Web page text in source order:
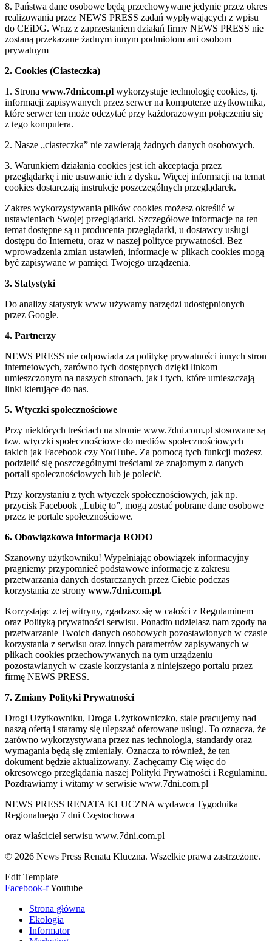
8. Państwa dane osobowe będą przechowywane jedynie przez okres
realizowania przez NEWS PRESS zadań wypływających z wpisu
do CEiDG. Wraz z zaprzestaniem działań firmy NEWS PRESS nie
zostaną przekazane żadnym innym podmiotom ani osobom
prywatnym
2. Cookies (Ciasteczka)
1. Strona www.7dni.com.pl wykorzystuje technologię cookies, tj.
informacji zapisywanych przez serwer na komputerze użytkownika,
które serwer ten może odczytać przy każdorazowym połączeniu się
z tego komputera.
2. Nasze „ciasteczka” nie zawierają żadnych danych osobowych.
3. Warunkiem działania cookies jest ich akceptacja przez
przeglądarkę i nie usuwanie ich z dysku. Więcej informacji na temat
cookies dostarczają instrukcje poszczególnych przeglądarek.
Zakres wykorzystywania plików cookies możesz określić w
ustawieniach Swojej przeglądarki. Szczegółowe informacje na ten
temat dostępne są u producenta przeglądarki, u dostawcy usługi
dostępu do Internetu, oraz w naszej polityce prywatności. Bez
wprowadzenia zmian ustawień, informacje w plikach cookies mogą
być zapisywane w pamięci Twojego urządzenia.
3. Statystyki
Do analizy statystyk www używamy narzędzi udostępnionych
przez Google.
4. Partnerzy
NEWS PRESS nie odpowiada za politykę prywatności innych stron
internetowych, zarówno tych dostępnych dzięki linkom
umieszczonym na naszych stronach, jak i tych, które umieszczają
linki kierujące do nas.
5. Wtyczki społecznościowe
Przy niektórych treściach na stronie www.7dni.com.pl stosowane są
tzw. wtyczki społecznościowe do mediów społecznościowych
takich jak Facebook czy YouTube. Za pomocą tych funkcji możesz
podzielić się poszczególnymi treściami ze znajomym z danych
portali społecznościowych lub je polecić.
Przy korzystaniu z tych wtyczek społecznościowych, jak np.
przycisk Facebook „Lubię to”, mogą zostać pobrane dane osobowe
przez te portale społecznościowe.
6. Obowiązkowa informacja RODO
Szanowny użytkowniku! Wypełniając obowiązek informacyjny
pragniemy przypomnieć podstawowe informacje z zakresu
przetwarzania danych dostarczanych przez Ciebie podczas
korzystania ze strony www.7dni.com.pl.
Korzystając z tej witryny, zgadzasz się w całości z Regulaminem
oraz Polityką prywatności serwisu. Ponadto udzielasz nam zgody na
przetwarzanie Twoich danych osobowych pozostawionych w czasie
korzystania z serwisu oraz innych parametrów zapisywanych w
plikach cookies przechowywanych na tym urządzeniu
pozostawianych w czasie korzystania z niniejszego portalu przez
firmę NEWS PRESS.
7. Zmiany Polityki Prywatności
Drogi Użytkowniku, Droga Użytkowniczko, stale pracujemy nad
naszą ofertą i staramy się ulepszać oferowane usługi. To oznacza, że
zarówno wykorzystywana przez nas technologia, standardy oraz
wymagania będą się zmieniały. Oznacza to również, że ten
dokument będzie aktualizowany. Zachęcamy Cię więc do
okresowego przeglądania naszej Polityki Prywatności i Regulaminu.
Pozdrawiamy i witamy w serwisie www.7dni.com.pl
NEWS PRESS RENATA KLUCZNA wydawca Tygodnika
Regionalnego 7 dni Częstochowa
oraz właściciel serwisu www.7dni.com.pl
© 2026 News Press Renata Kluczna. Wszelkie prawa zastrzeżone.
Edit Template
Facebook-fYoutube
Strona główna
Ekologia
Informator